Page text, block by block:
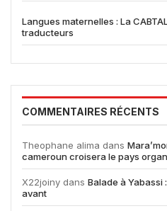
Langues maternelles : La
traducteurs
COMMENTAIRES RÉCENTS
Theophane alima dans
cameroun croisera le pays
X22joiny dans Balade à Yabassi
avant